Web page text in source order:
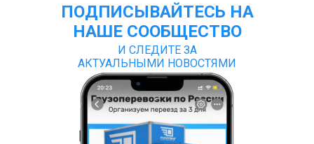
ПОДПИСЫВАЙТЕСЬ НА
НАШЕ СООБЩЕСТВО
И СЛЕДИТЕ ЗА
АКТУАЛЬНЫМИ НОВОСТЯМИ